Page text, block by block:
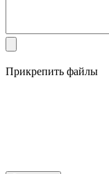
Прикрепить файлы